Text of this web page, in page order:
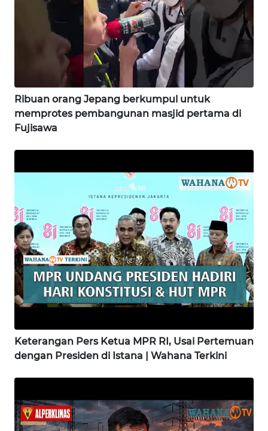
Ribuan orang Jepang berkumpul untuk
memprotes pembangunan masjid pertama di
Fujisawa
Keterangan Pers Ketua MPR RI, Usai Pertemuan
dengan Presiden di Istana | Wahana Terkini
WN
LANGKAT
WN
SELATAN
TANJUNG
LESUNG
WN
KARO
WN
WN
LABUHANBATU
TAPANULI
TENGAH